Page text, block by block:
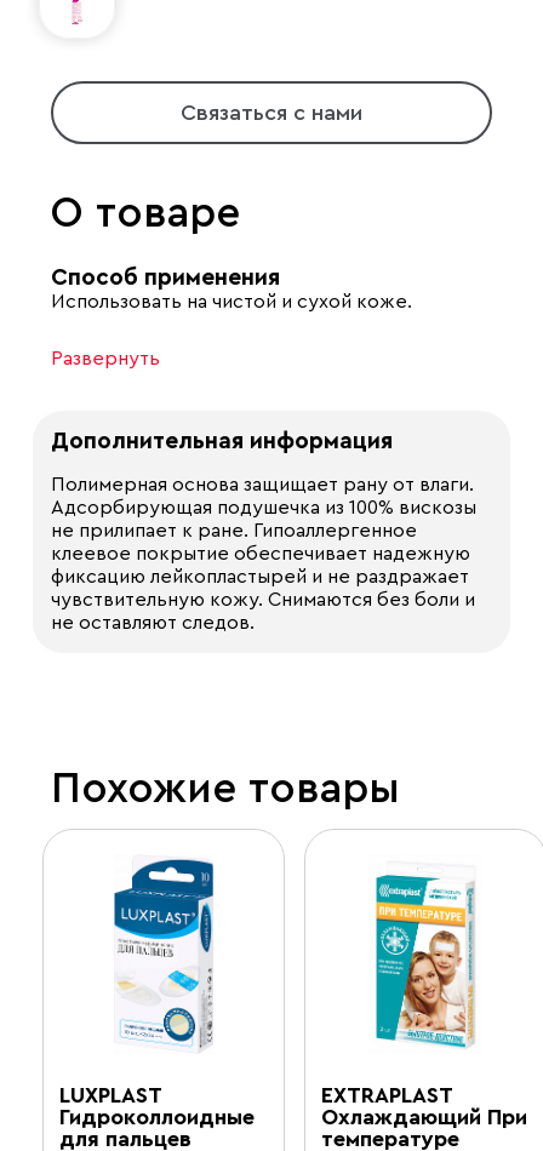
Связаться с нами
О товаре
Способ применения
Использовать на чистой и сухой коже.
Развернуть
Дополнительная информация
Полимерная основа защищает рану от влаги.
Адсорбирующая подушечка из 100% вискозы
не прилипает к ране. Гипоаллергенное
клеевое покрытие обеспечивает надежную
фиксацию лейкопластырей и не раздражает
чувствительную кожу. Снимаются без боли и
не оставляют следов.
Похожие товары
LUXPLAST
Гидроколлоидные
для пальцев
EXTRAPLAST
Охлаждающий При
температуре